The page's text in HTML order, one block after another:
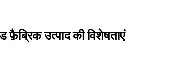
फ़ैब्रिक उत्पाद की विशेषताएं